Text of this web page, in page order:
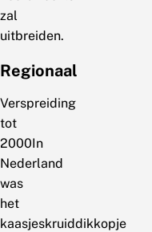
zal
uitbreiden.
Regionaal
Verspreiding
tot
2000In
Nederland
was
het
kaasjeskruiddikkopje